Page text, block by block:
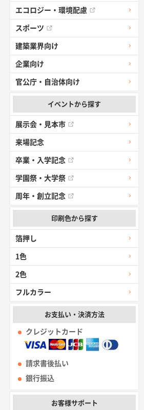
エコロジー・環境配慮
スポーツ
建築業界向け
企業向け
官公庁・自治体向け
イベントから探す
展示会・見本市
来場記念
卒業・入学記念
学園祭・大学祭
周年・創立記念
印刷色から探す
箔押し
1色
2色
フルカラー
お支払い・決済方法
クレジットカード
請求書後払い
銀行振込
お客様サポート